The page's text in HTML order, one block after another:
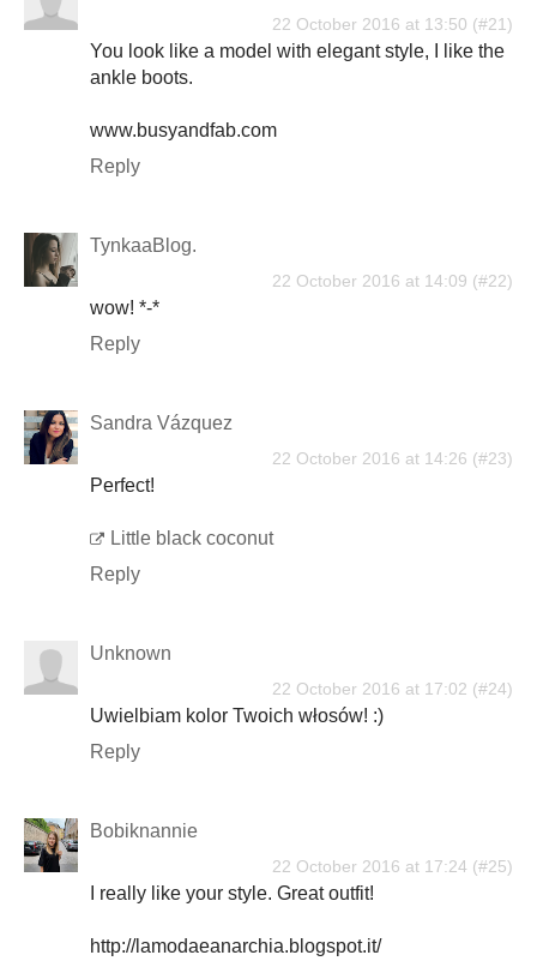
22 October 2016 at 13:50
You look like a model with elegant style, I like the
ankle boots.
www.busyandfab.com
Reply
TynkaaBlog.
22 October 2016 at 14:09
wow! *-*
Reply
Sandra Vázquez
22 October 2016 at 14:26
Perfect!
Little black coconut
Reply
Unknown
22 October 2016 at 17:02
Uwielbiam kolor Twoich włosów! :)
Reply
Bobiknannie
22 October 2016 at 17:24
I really like your style. Great outfit!
http://lamodaeanarchia.blogspot.it/